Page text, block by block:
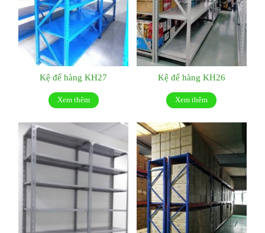
Kệ để hàng KH27
Xem thêm
Kệ để hàng KH26
Xem thêm